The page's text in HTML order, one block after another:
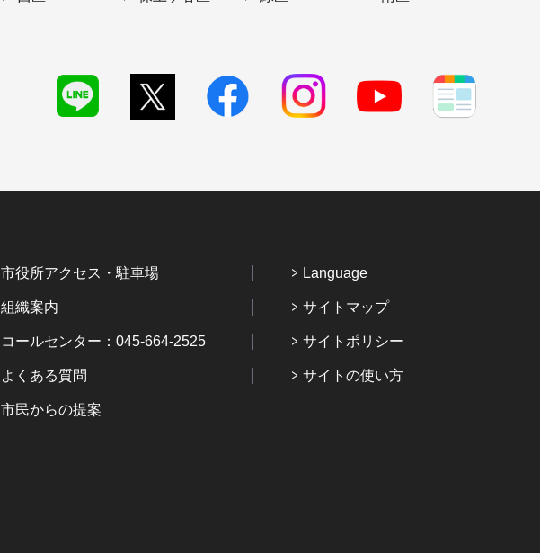
市役所アクセス・駐車場
組織案内
コールセンター：045-664-2525
よくある質問
市民からの提案
Language
サイトマップ
サイトポリシー
サイトの使い方